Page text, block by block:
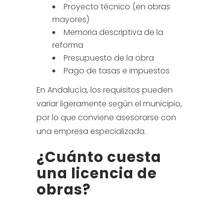
Proyecto técnico (en obras
mayores)
Memoria descriptiva de la
reforma
Presupuesto de la obra
Pago de tasas e impuestos
En Andalucía, los requisitos pueden
variar ligeramente según el municipio,
por lo que conviene asesorarse con
una empresa especializada.
¿Cuánto cuesta
una licencia de
obras?